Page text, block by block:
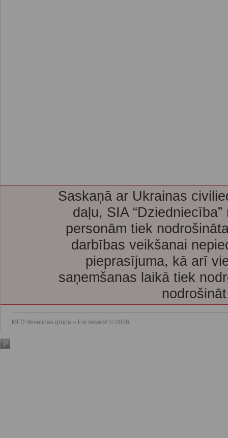
Saskaņā ar Ukrainas
daļu, SIA
personām tiek
darbības veikšanai
pieprasījuma, kā arī
saņemšanas laikā tiek
MFD Veselības grupa – Esi vesels! © 2026